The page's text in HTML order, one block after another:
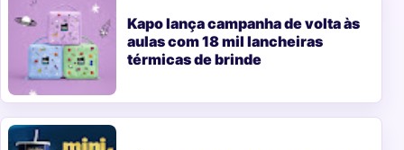
Kapo lança campanha de volta às
aulas com 18 mil lancheiras
térmicas de brinde